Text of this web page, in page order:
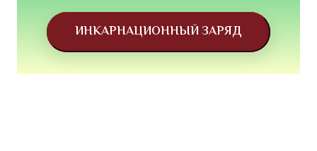
ИНКАРНАЦИОННЫЙ ЗАРЯД